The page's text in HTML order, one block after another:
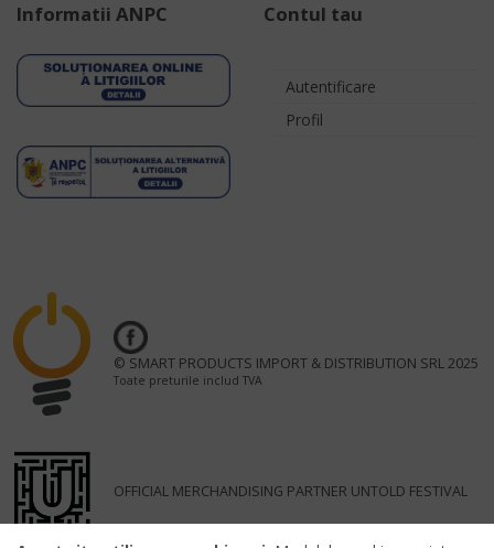
Informatii ANPC Contul tau
Autentificare
Profil
© SMART PRODUCTS IMPORT & DISTRIBUTION SRL 2025
Toate preturile includ TVA
OFFICIAL MERCHANDISING PARTNER UNTOLD FESTIVAL